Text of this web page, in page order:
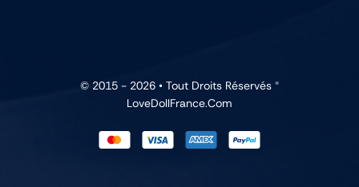
© 2015 - 2026 • Tout Droits Réservés ®
LoveDollFrance.com